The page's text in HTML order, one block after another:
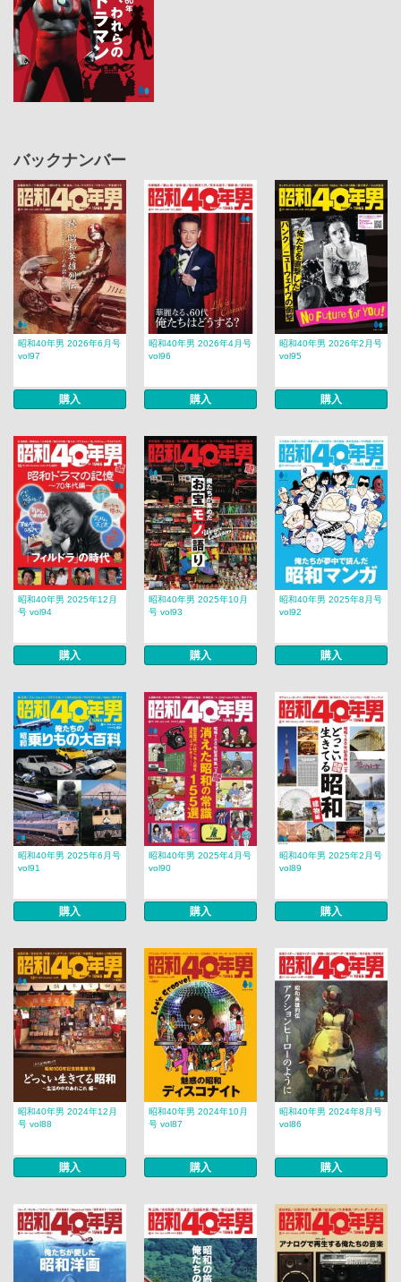
バックナンバー
昭和40年男 2026年6月号
vol97
購入
昭和40年男 2026年4月号
vol96
購入
昭和40年男 2026年2月号
vol95
購入
昭和40年男 2025年12月
号 vol94
購入
昭和40年男 2025年10月
号 vol93
購入
昭和40年男 2025年8月号
vol92
購入
昭和40年男 2025年6月号
vol91
購入
昭和40年男 2025年4月号
vol90
購入
昭和40年男 2025年2月号
vol89
購入
昭和40年男 2024年12月
号 vol88
購入
昭和40年男 2024年10月
号 vol87
購入
昭和40年男 2024年8月号
vol86
購入